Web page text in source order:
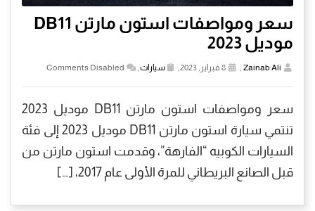
سعر ومواصفات استون مارتن DB11
موديل 2023
Zainab Ali
, سيارات,
Comments Disabled
سعر ومواصفات استون مارتن DB11 موديل 2023
تنتمي سيارة استون مارتن DB11 موديل 2023 إلى فئة
السيارات الكوبيه “الفارهة”، وقدمت استون مارتن من
قبل الصانع البريطاني للمرة الأولى عام 2017، […]